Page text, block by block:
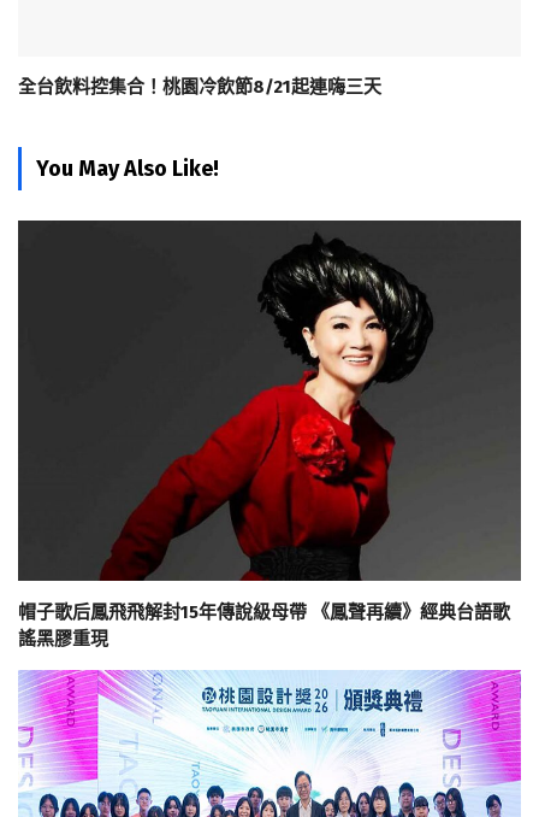
全台飲料控集合！桃園冷飲節8/21起連嗨三天
You May Also Like!
帽子歌后鳳飛飛解封15年傳說級母帶 《鳳聲再續》經典台語歌
謠黑膠重現